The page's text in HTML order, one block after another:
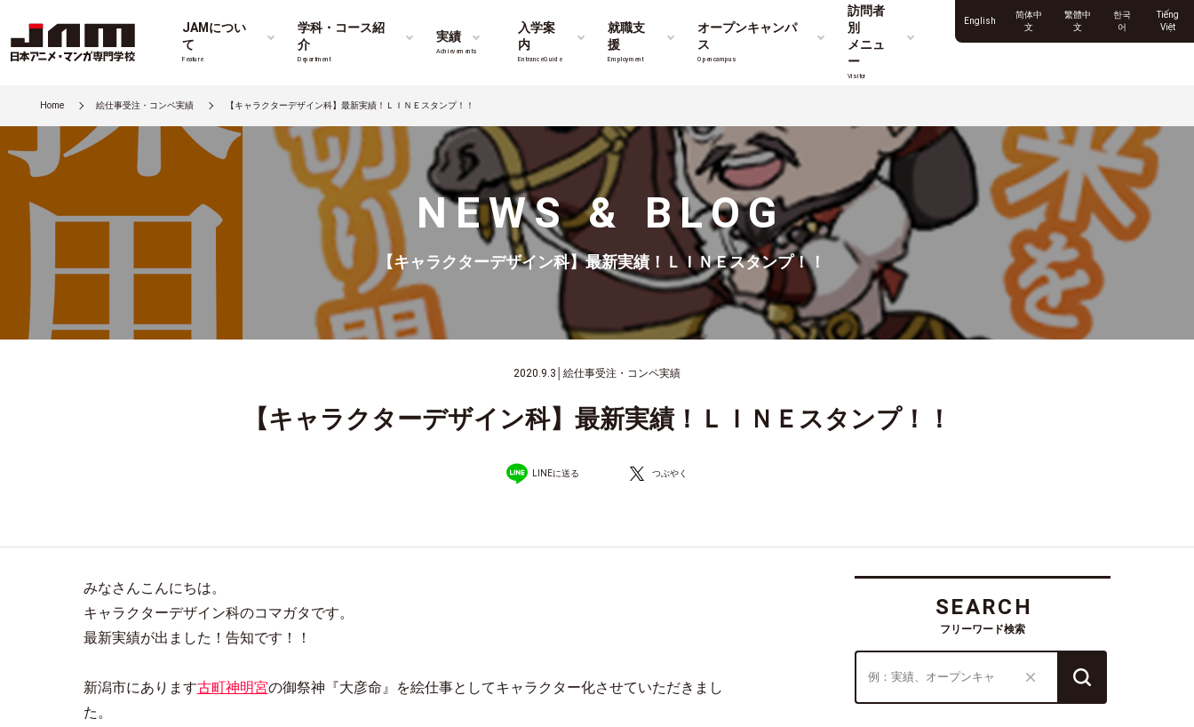
JAMについ
て
Feature
学科・コース紹
介
Department
実績
Achievements
入学案
内
Entrance Guide
就職支
援
Employment
オープンキャンパ
ス
Opencampus
訪問者
別
メニュ
ー
Visitor
English
简体中
文
繁體中
文
한국
어
Tiếng
Việt
Home 絵仕事受注・コンペ実績 【キャラクターデザイン科】最新実績！ＬＩＮＥスタンプ！！
NEWS & BLOG
【キャラクターデザイン科】最新実績！ＬＩＮＥスタンプ！！
2020.9.3 絵仕事受注・コンペ実績
【キャラクターデザイン科】最新実績！ＬＩＮＥスタンプ！！
LINEに送る つぶやく
みなさんこんにちは。
キャラクターデザイン科のコマガタです。
最新実績が出ました！告知です！！
新潟市にあります古町神明宮の御祭神『大彦命』を絵仕事としてキャラクター化させていただきまし
た。
SEARCH
フリーワード検索